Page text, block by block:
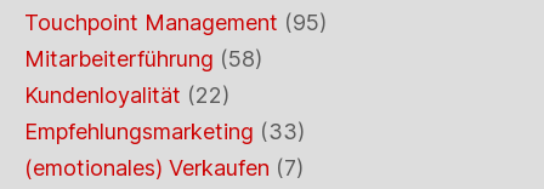
Touchpoint Management (95)
Mitarbeiterführung (58)
Kundenloyalität (22)
Empfehlungsmarketing (33)
(emotionales) Verkaufen (7)